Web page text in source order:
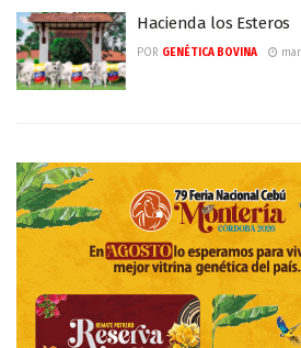
Hacienda los Esteros
POR GENÉTICA BOVINA